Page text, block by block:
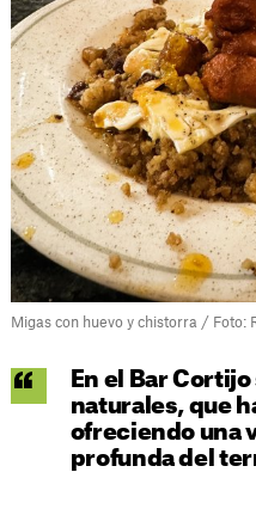
Migas con huevo y chistorra / Foto:
En el Bar
naturales, que
ofreciendo una
profunda del